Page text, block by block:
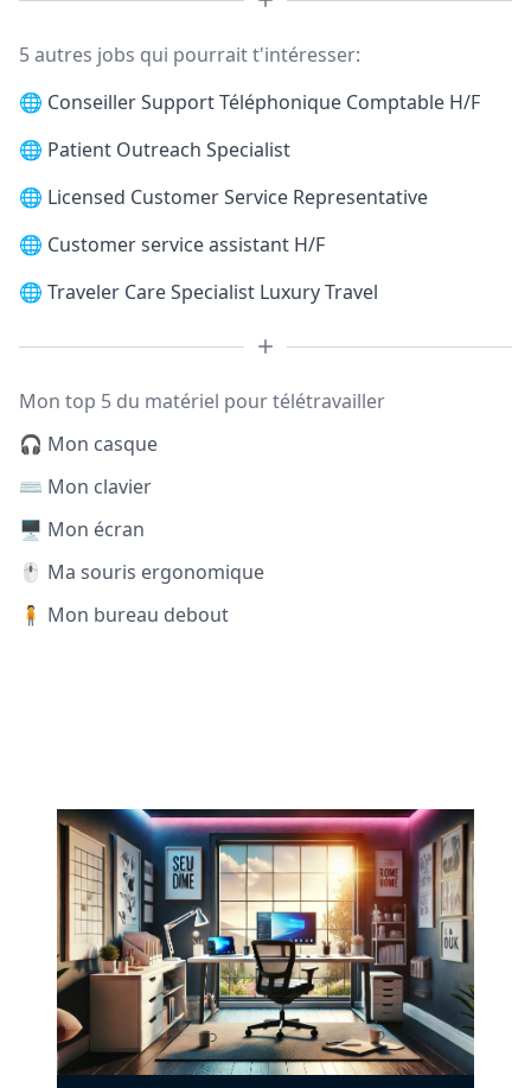
5 autres jobs qui pourrait t'intéresser:
🌐 Conseiller Support Téléphonique Comptable H/F
🌐 Patient Outreach Specialist
🌐 Licensed Customer Service Representative
🌐 Customer service assistant H/F
🌐 Traveler Care Specialist Luxury Travel
Mon top 5 du matériel pour télétravailler
🎧 Mon casque
⌨️ Mon clavier
🖥️ Mon écran
🖱️ Ma souris ergonomique
🧍 Mon bureau debout